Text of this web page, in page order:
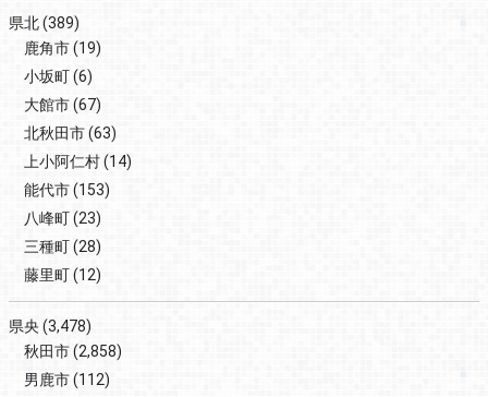
県北(389)
鹿角市(19)
小坂町(6)
大館市(67)
北秋田市(63)
上小阿仁村(14)
能代市(153)
八峰町(23)
三種町(28)
藤里町(12)
県央(3,478)
秋田市(2,858)
男鹿市(112)